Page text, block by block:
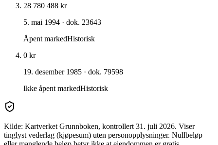
28 780 488 kr
5. mai 1994 · dok. 23643
Åpent markedHistorisk
0 kr
19. desember 1985 · dok. 79598
Ikke åpent markedHistorisk
Kilde: Kartverket Grunnboken, kontrollert 31. juli 2026. Viser
tinglyst vederlag (kjøpesum) uten personopplysninger. Nullbeløp